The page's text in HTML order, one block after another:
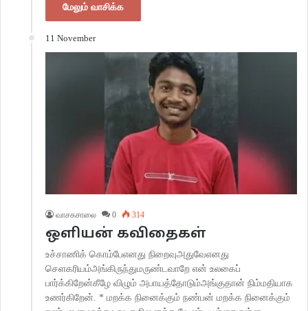
மேலும் வாசிக்க
11 November
வாசகசாலை 0 314
ஒளியன் கவிதைகள்
உச்சாணிக் கொம்பேஎனது நிறைவுஅதுவேஎனது
செளகரியம்அங்கிருந்துமருண்டவாறே என் உலகைப்
பார்க்கிறேன்கீழே விழும் அபாயத்தோடும்அங்குதான் நிம்மதியாக
உணர்கிறேன். * மறக்க நினைக்கும் நண்பன் மறக்க நினைக்கும்